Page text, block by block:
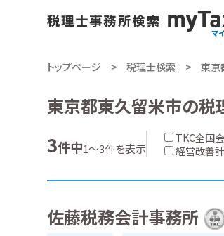
トップページ 税理士検索 東京
東京都東久留米市の税
3件中1～3件を表示
TKC全国
経営改善
佐藤税務会計事務所